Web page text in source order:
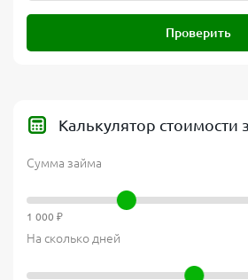
Проверить
Калькулятор стоимости
Сумма займа
1 000 ₽
На сколько дней